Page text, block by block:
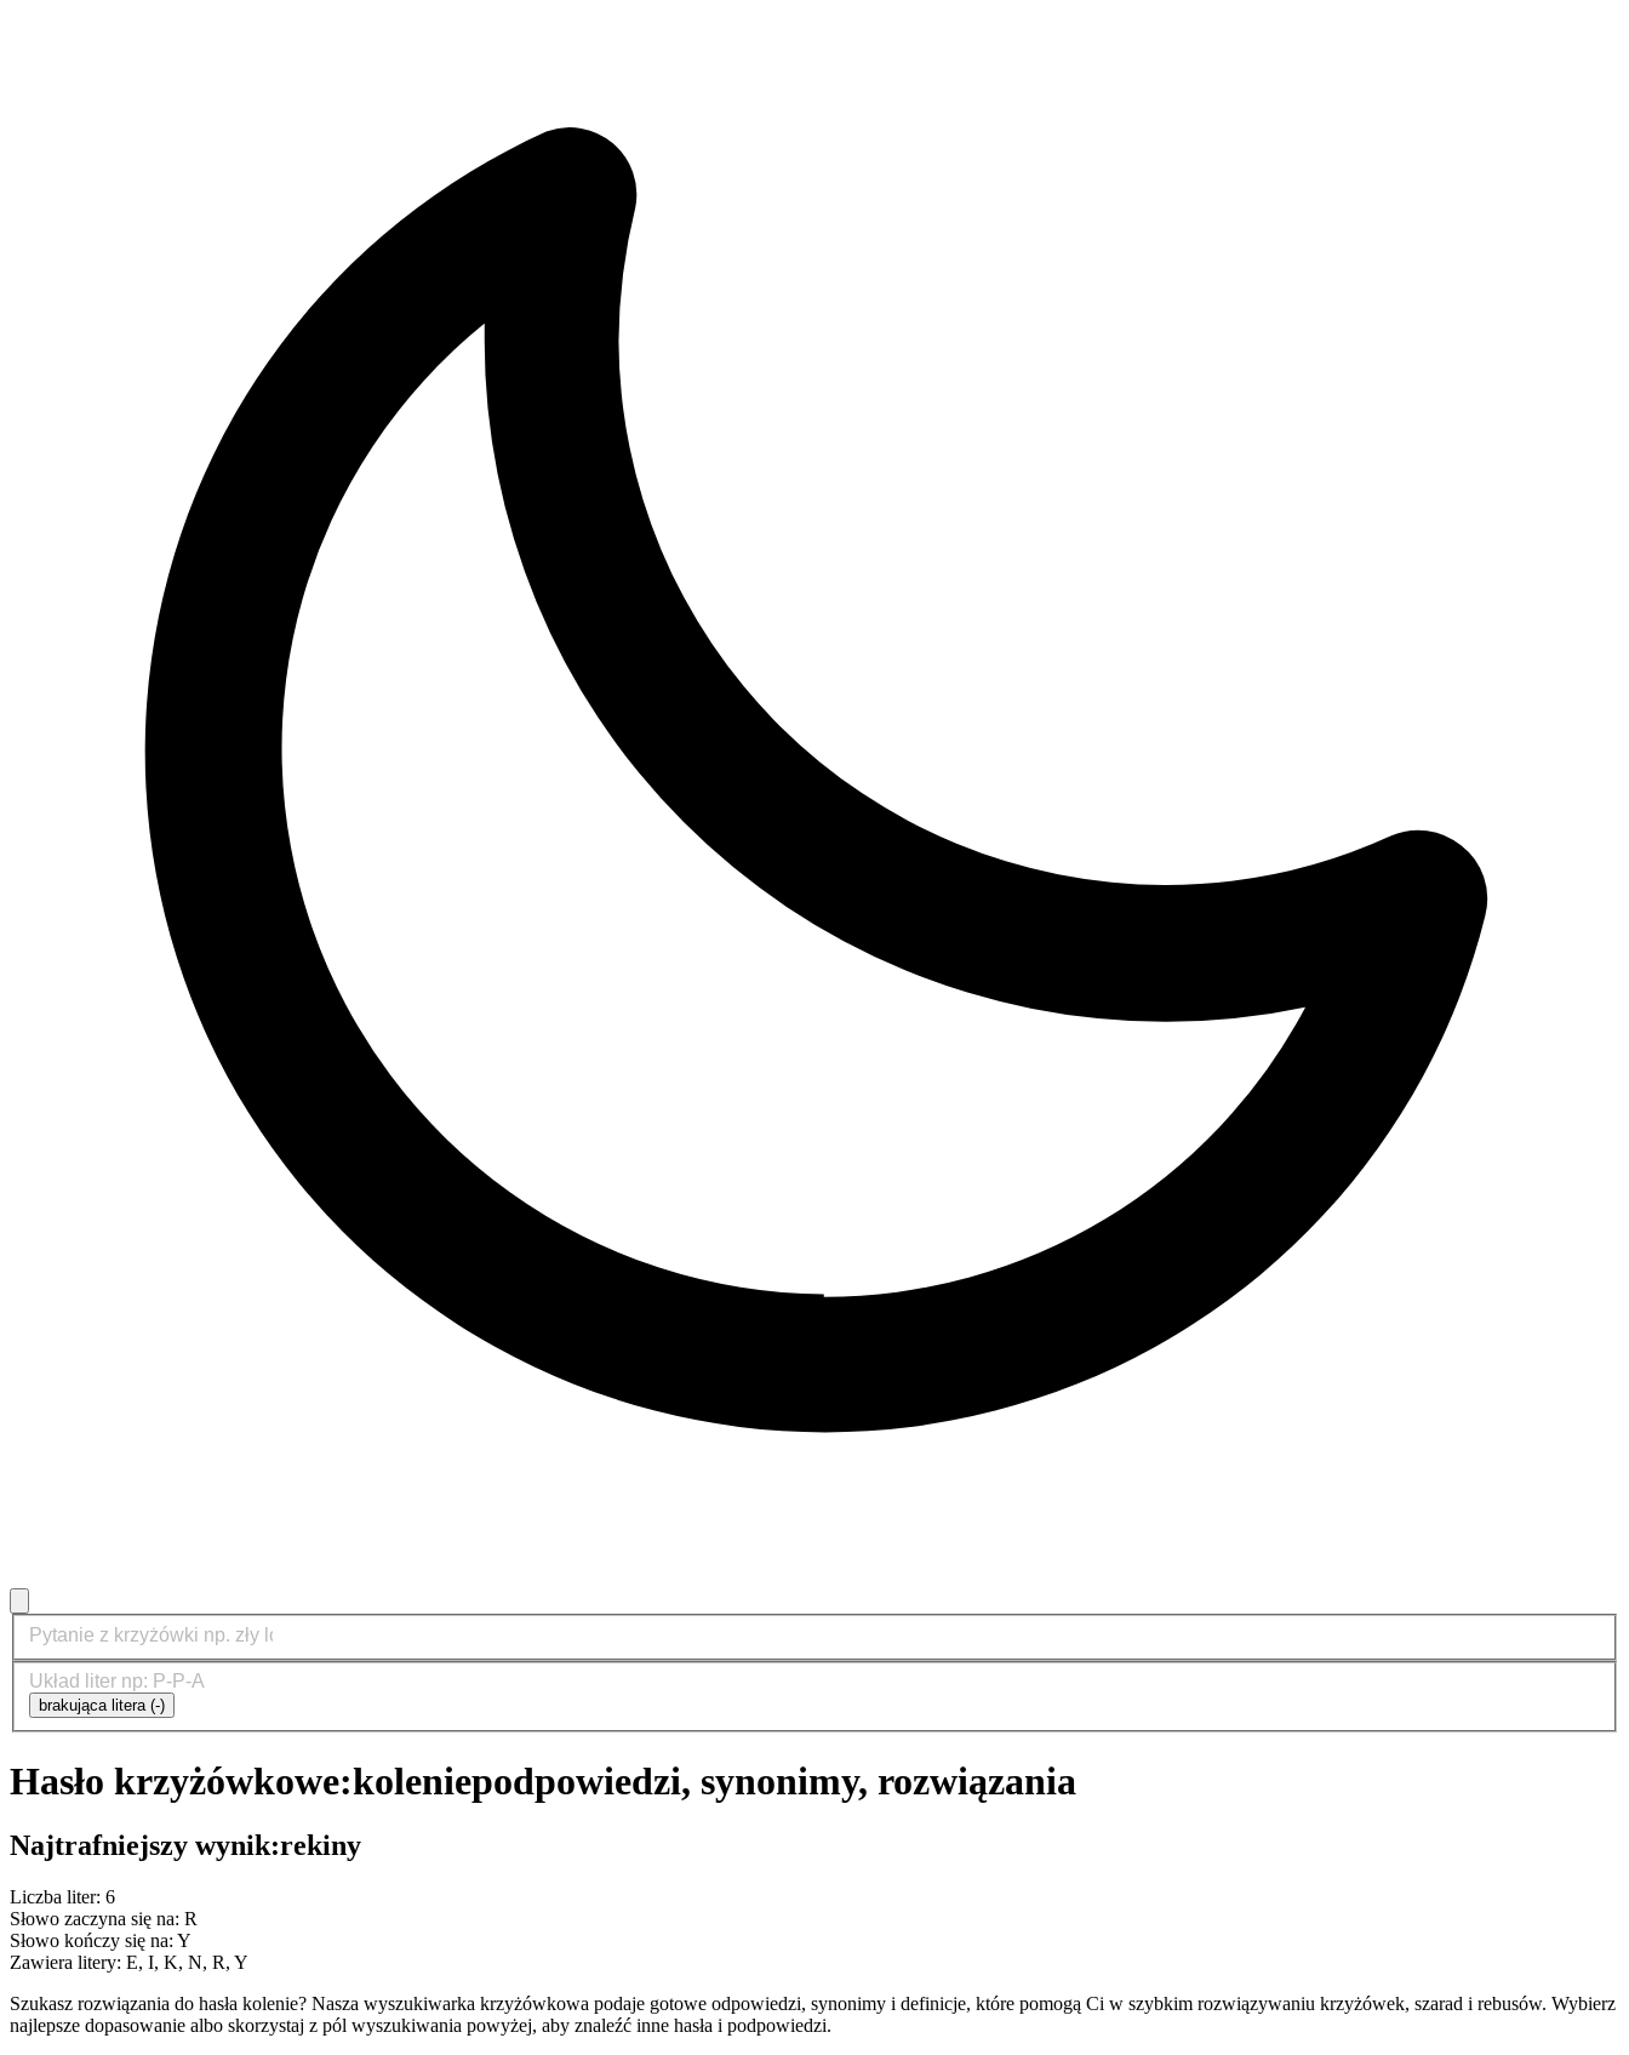
brakująca litera (-)
Hasło krzyżówkowe:koleniepodpowiedzi, synonimy, rozwiązania
Najtrafniejszy wynik:rekiny
Liczba liter: 6
Słowo zaczyna się na: R
Słowo kończy się na: Y
Zawiera litery: E, I, K, N, R, Y
Szukasz rozwiązania do hasła kolenie? Nasza wyszukiwarka krzyżówkowa podaje gotowe odpowiedzi, synonimy i definicje, które pomogą Ci w szybkim rozwiązywaniu krzyżówek, szarad i rebusów. Wybierz
najlepsze dopasowanie albo skorzystaj z pól wyszukiwania powyżej, aby znaleźć inne hasła i podpowiedzi.